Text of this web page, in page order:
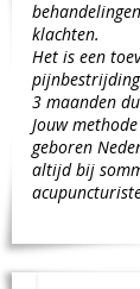
klachten.
Het is een
3 maanden
Jouw
geboren
altijd bij